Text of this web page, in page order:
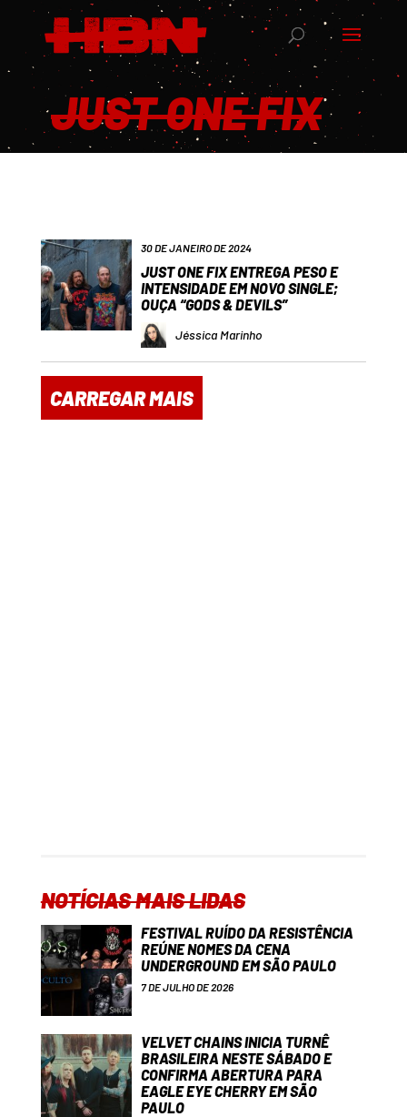
JUST ONE FIX
30 DE JANEIRO DE 2024
JUST ONE FIX ENTREGA PESO E
INTENSIDADE EM NOVO SINGLE;
OUÇA “GODS & DEVILS”
Jéssica Marinho
CARREGAR MAIS
NOTÍCIAS MAIS LIDAS
FESTIVAL RUÍDO DA RESISTÊNCIA
REÚNE NOMES DA CENA
UNDERGROUND EM SÃO PAULO
7 DE JULHO DE 2026
VELVET CHAINS INICIA TURNÊ
BRASILEIRA NESTE SÁBADO E
CONFIRMA ABERTURA PARA
EAGLE EYE CHERRY EM SÃO
PAULO